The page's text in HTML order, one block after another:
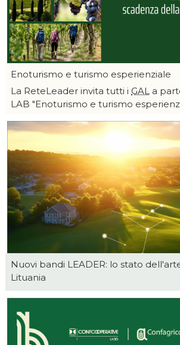
Enoturismo e turismo esperienziale
La ReteLeader invita tutti i GAL a
LAB "Enoturismo e turismo
Nuovi bandi LEADER: lo stato
Lituania